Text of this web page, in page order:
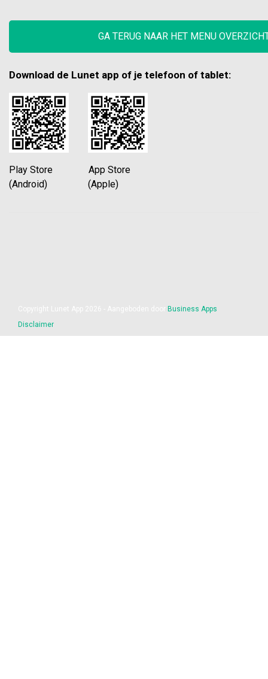
GA TERUG NAAR HET MENU
Download de Lunet app of je telefoon of tablet:
Play Store App Store
(Android) (Apple)
Business Apps
Disclaimer